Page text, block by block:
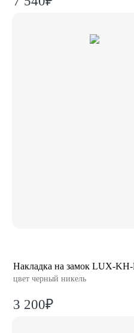
Накладка на замок LUX-
цвет черный никель
3 200₽